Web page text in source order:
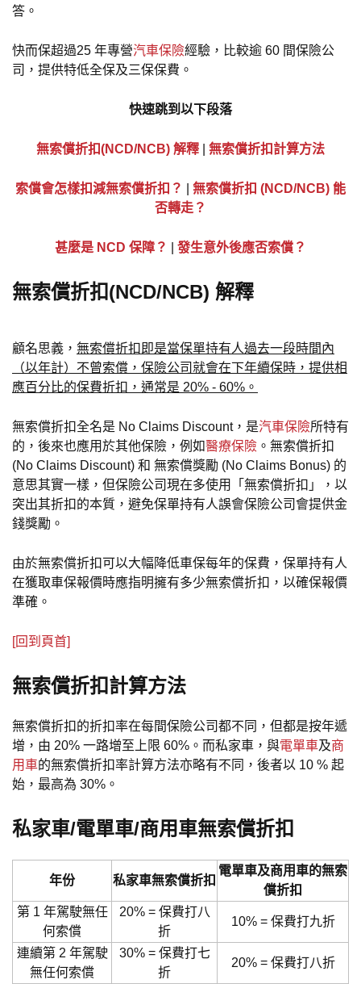
答。
快而保超過25 年專營汽車保險經驗，比較逾 60 間保險公
司，提供特低全保及三保保費。
快速跳到以下段落
無索償折扣(NCD/NCB) 解釋 無索償折扣計算方法
索償會怎樣扣減無索償折扣？
無索償折扣 (NCD/NCB) 能
否轉走？
甚麼是 NCD 保障？ 發生意外後應否索償？
無索償折扣(NCD/NCB) 解釋
顧名思義， 無索償折扣即是當保單持有人過去一段時間內
（以年計）不曾索償，保險公司就會在下年續保時，提供相
應百分比的保費折扣，通常是 20% - 60%。
無索償折扣全名是 No Claims Discount，是汽車保險所特有
的，後來也應用於其他保險，例如醫療保險 。無索償折扣
(No Claims Discount) 和 無索償獎勵 (No Claims Bonus) 的
意思其實一樣，但保險公司現在多使用「無索償折扣」，以
突出其折扣的本質，避免保單持有人誤會保險公司會提供金
錢獎勵。
由於無索償折扣可以大幅降低車保每年的保費，保單持有人
在獲取車保報價時應指明擁有多少無索償折扣，以確保報價
準確。
[回到頁首]
無索償折扣計算方法
無索償折扣的折扣率在每間保險公司都不同，但都是按年遞
增，由 20% 一路增至上限 60%。而私家車，與電單車及商
用車的無索償折扣率計算方法亦略有不同，後者以 10 % 起
始，最高為 30%。
私家車/電單車/商用車無索償折扣
年份 私家車無索償折扣
電單車及商用車的無索
償折扣
第 1 年駕駛無任
何索償
20% = 保費打八
折
10% = 保費打九折
連續第 2 年駕駛
無任何索償
30% = 保費打七
折
20% = 保費打八折